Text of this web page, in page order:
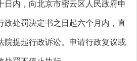
日内，向北京市密云区人民政府申
政处罚决定书之日起六个月内，直
院提起行政诉讼。申请行政复议或